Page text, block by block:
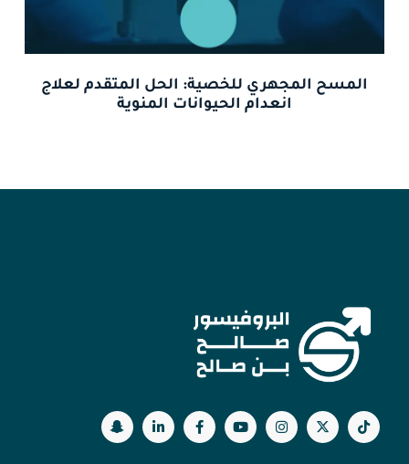
المسح المجهري للخصية: الحل المتقدم لعلاج
انعدام الحيوانات المنوية